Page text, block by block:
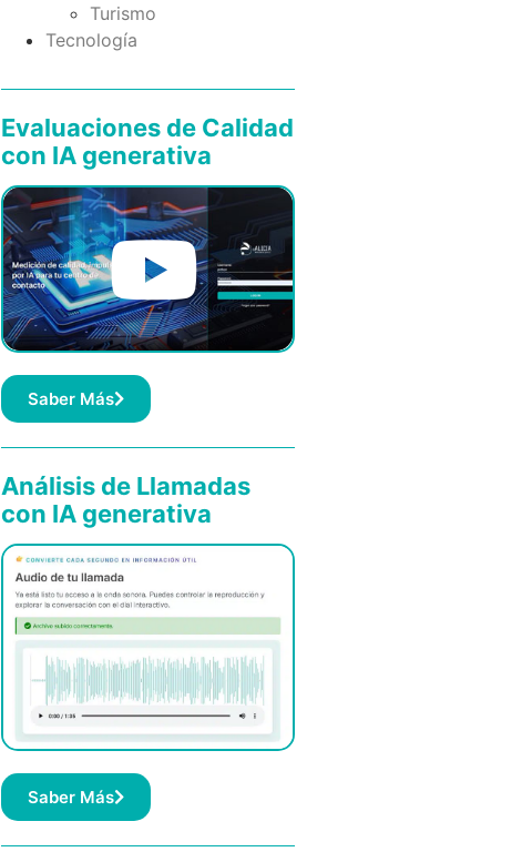
Turismo
Tecnología
Evaluaciones de Calidad
con IA generativa
Saber Más
Análisis de Llamadas
con IA generativa
Saber Más